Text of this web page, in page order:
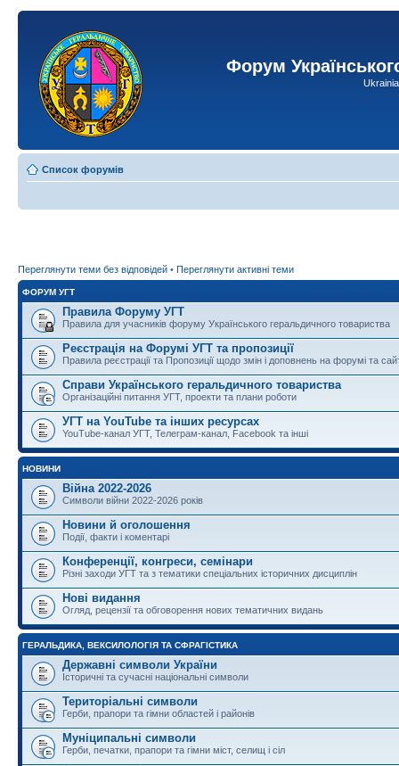
Форум
Список форумів
Переглянути теми без відповідей • Переглянути активні теми
ФОРУМ УГТ
Правила Форуму УГТ
Правила для учасників форуму Українського геральдичного товариства
Реєстрація на Форумі УГТ та пропозиції
Правила реєстрації та Пропозиції щодо змін і доповнень на форумі та
Справи Українського геральдичного товариства
Організаційні питання УГТ, проекти та плани роботи
УГТ на YouTube та інших ресурсах
YouTube-канал УГТ, Телеграм-канал, Facebook та інші
НОВИНИ
Війна 2022-2026
Символи війни 2022-2026 років
Новини й оголошення
Події, факти і коментарі
Конференції, конгреси, семінари
Різні заходи УГТ та з тематики спеціальних історичних дисциплін
Нові видання
Огляд, рецензії та обговорення нових тематичних видань
ГЕРАЛЬДИКА, ВЕКСИЛОЛОГІЯ ТА СФРАГІСТИКА
Державні символи України
Історичні та сучасні національні символи
Територіальні символи
Герби, прапори та гімни областей і районів
Муніципальні символи
Герби, печатки, прапори та гімни міст, селищ і сіл